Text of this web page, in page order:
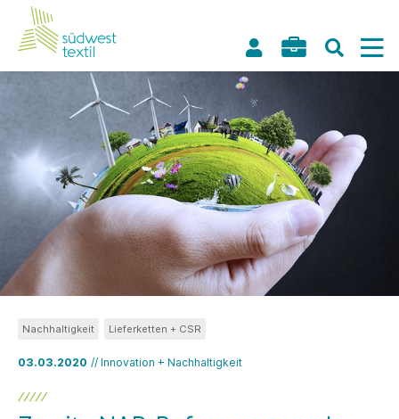
03.03.2020 // Innovation + Nachhaltigkeit
Nachhaltigkeit Lieferketten + CSR